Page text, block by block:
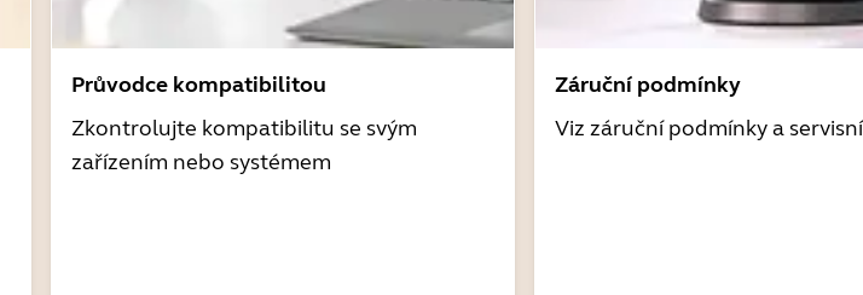
Průvodce kompatibilitou
Zkontrolujte kompatibilitu se svým
zařízením nebo systémem
Záruční podmínky
Viz záruční podmínky a